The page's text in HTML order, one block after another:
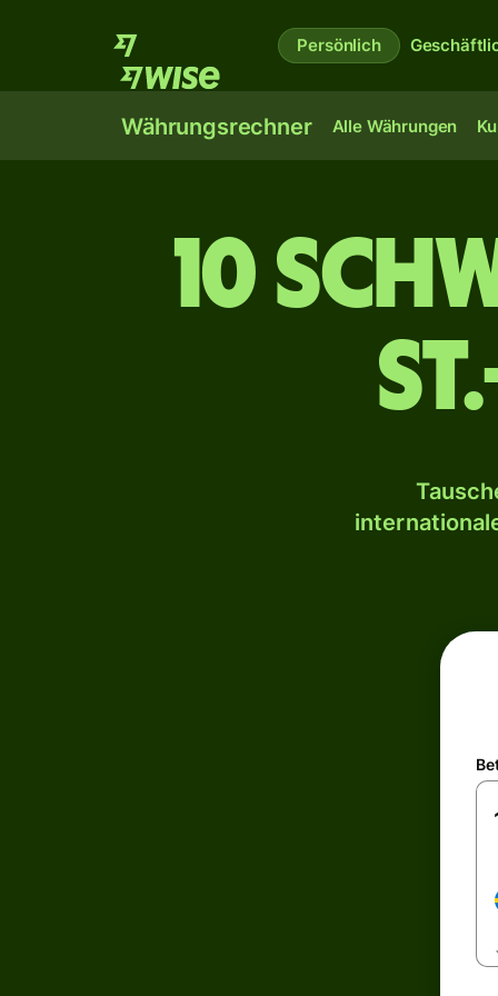
Persönlich
Währungsrechner Alle Währungen
10